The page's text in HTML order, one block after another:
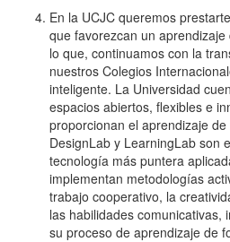
En la UCJC queremos prestarte
que favorezcan un
lo que, continuamos con la
nuestros Colegios
inteligente. La Universidad
espacios abiertos, flexibles e
proporcionan el aprendizaje
DesignLab y LearningLab son
tecnología más puntera
implementan metodologías
trabajo cooperativo, la
las habilidades comunicativas,
su proceso de aprendizaje de